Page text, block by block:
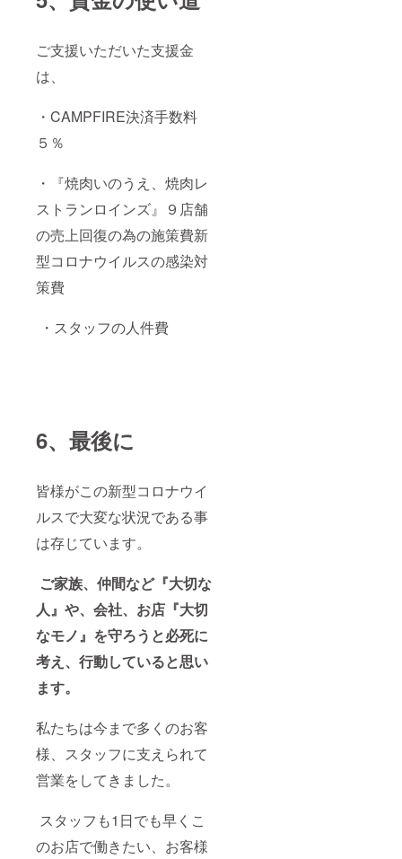
ご支援いただいた支援金
は、
・CAMPFIRE決済手数料
５％
・『焼肉いのうえ、焼肉レ
ストランロインズ』９店舗
の売上回復の為の施策費新
型コロナウイルスの感染対
策費
・スタッフの人件費
6、最後に
皆様がこの新型コロナウイ
ルスで大変な状況である事
は存じています。
ご家族、仲間など『大切な
人』や、会社、お店『大切
なモノ』を守ろうと必死に
考え、行動していると思い
ます。
私たちは今まで多くのお客
様、スタッフに支えられて
営業をしてきました。
スタッフも1日でも早くこ
のお店で働きたい、お客様